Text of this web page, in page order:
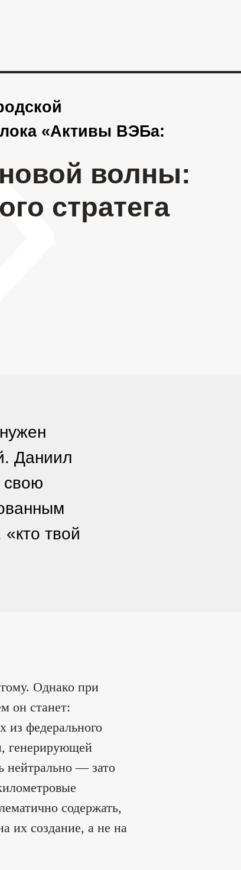
волны:
ВЭБа:
Даниил
свою
твой
Однако при
он станет:
из федерального
генерирующей
нейтрально — зато
содержать,
их создание, а не на